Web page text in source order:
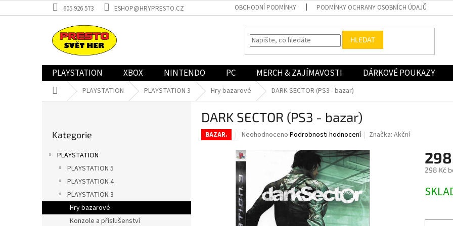
na
605 926 573 ESHOP@HRYPRESTO.CZ OBCHODNÍ PODMÍNKY PODMÍNKY OCHRANY OSOBNÍCH ÚDAJŮ
HLEDAT
PLAYSTATION XBOX NINTENDO PC MERCH & ZAJÍMAVOSTI DÁRKOVÉ POUKAZY
Domů PLAYSTATION PLAYSTATION 3 Hry bazarové DARK SECTOR (PS3 - bazar)
a
kategorie
Kategorie
PLAYSTATION
PLAYSTATION 5
PLAYSTATION 4
PLAYSTATION 3
Hry bazarové
Konzole a příslušenství
DARK SECTOR (PS3 - bazar)
BAZAR.
Průměrné
produktu
je
0,0
z
5
hvězdiček.
Neohodnoceno Podrobnosti hodnocení Značka:Akční
298 Kč
cena: